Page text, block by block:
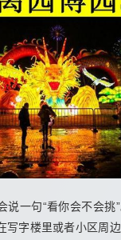
说一句“看你会不会挑
写字楼里或者小区周